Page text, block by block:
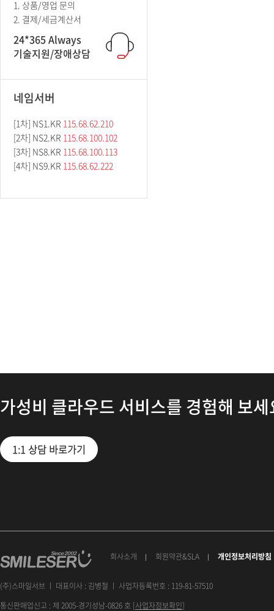
1. 상품/영업 문의
2. 결제/세금계산서
24*365 Always
기술지원/장애상담
네임서버
[1차] NS1.KR 115.68.62.210
[2차] NS2.KR 115.68.100.102
[3차] NS8.KR 115.68.100.113
[4차] NS9.KR 115.68.62.222
가성비 클라우드 서비스를 경험해 보
1:1 상담 바로가기
회사소개 회원약관&SLA 개인정보처리방침
(주)스마일서브 ㅣ 대표이사 : 김병철 ㅣ 사업자등록번호 : 119-81-57510
통신판매업신고 : 제 2005-경기성남-0826 호 [사업자정보확인]